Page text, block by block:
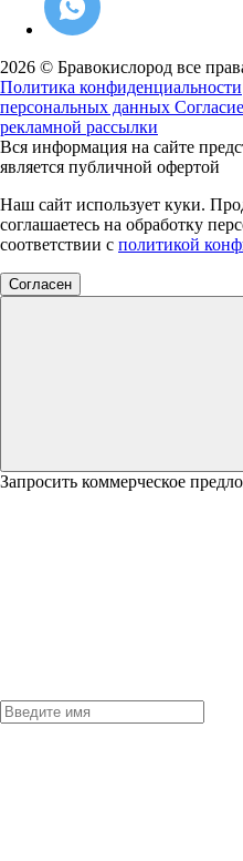
2026 © Бравокислород все
Политика конфиденциальности
персональных данных
рекламной рассылки
Вся информация на сайте
является публичной офертой
Наш сайт использует куки.
соглашаетесь на обработку
соответствии с политикой
Согласен
Запросить коммерческое